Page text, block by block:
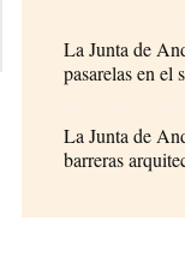
La Junta de
pasarelas en el
La Junta de
barreras